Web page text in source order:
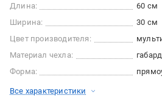
Длина:
60 см
Ширина:
30 см
Цвет производителя:
Материал чехла:
Форма:
Все характеристики